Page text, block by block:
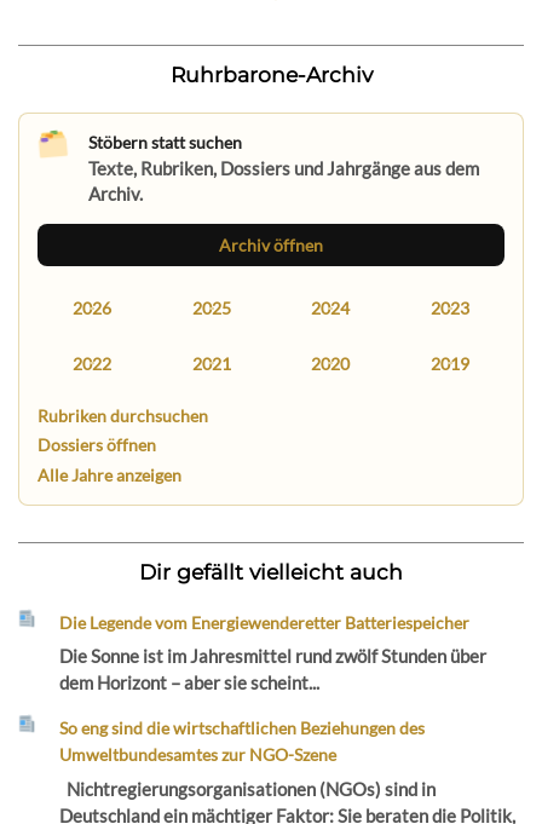
Ruhrbarone-Archiv
Stöbern statt suchen
Texte, Rubriken, Dossiers und Jahrgänge aus dem
Archiv.
Archiv öffnen
2026 2025 2024 2023
2022 2021 2020 2019
Rubriken durchsuchen
Dossiers öffnen
Alle Jahre anzeigen
Dir gefällt vielleicht auch
Die Legende vom Energiewenderetter Batteriespeicher
Die Sonne ist im Jahresmittel rund zwölf Stunden über
dem Horizont – aber sie scheint...
So eng sind die wirtschaftlichen Beziehungen des
Umweltbundesamtes zur NGO-Szene
Nichtregierungsorganisationen (NGOs) sind in
Deutschland ein mächtiger Faktor: Sie beraten die Politik,